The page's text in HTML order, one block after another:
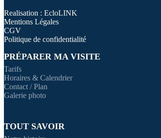
Realisation : EcloLINK
Mentions Légales
CGV
Politique de confidentialité
PRÉPARER MA VISITE
Tarifs
Horaires & Calendrier
Contact / Plan
Galerie photo
TOUT SAVOIR